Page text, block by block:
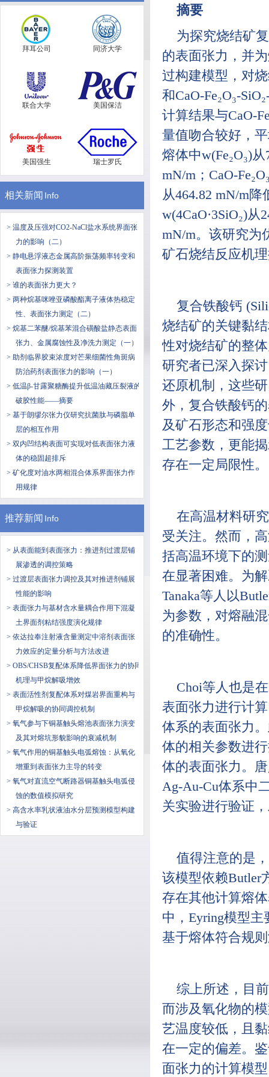
拜耳公司 同济大学
联合大学 美国保洁
美国强生 瑞士罗氏
相关新闻 Info
> 温度及压强对CO2-NaCl盐水系统界面张
力的影响（二）
> 静电悬浮液态金属高阶振荡频率转变和
表面张力探测装置
> 谁的表面张力更大？
> 两种烷基咪唑亚磷酸酯离子液体热稳定
性、表面张力测定（二）
> 烷基二苯醚/烷基苯混合磺酸盐静态表面
张力、金属腐蚀性及净洗力测定（一）
> 助剂临界胶束浓度对芒果细菌性角斑病
防治药剂表面张力的影响（一）
> 低温β-甘露聚糖酶提升低温油藏压裂液的
破胶性能——摘要
> 基于朗缪尔张力仪研究抗菌肽与磷脂单
层的相互作用
> 双内凹结构表面可实现对低表面张力液
体的稳固超排斥
> 矿化度对油水两相混合体系界面张力作
用规律
推荐新闻 Info
> 从表面能到表面张力：推进剂过渡层铺
展渗透的调控策略
> 过渡层表面张力调控及其对推进剂铺展
性能的影响
> 表面张力与基材含水量耦合作用下混凝
土界面剂粘结强度演化规律
> 依达拉奉注射液含量测定中溶剂表面张
力效应的定量分析与方法改进
> OBS/CHSB复配体系降低界面张力的协同
机理与甲烷解吸增效
> 表面活性剂复配体系对煤岩界面重构与
甲烷解吸的协同调控机制
> 氧气参与下铜基触头熔池表面张力演变
及其对熔坑形貌影响的衰减机制
> 氧气作用的铜基触头电弧熔蚀：从氧化
增重到表面张力主导的转变
> 氧气对直流空气断路器铜基触头电弧侵
蚀的数值模拟研究
> 高含水率乳状液油水分层预测模型构建
与验证
摘要
为探究烧结矿
的表面张力，并
过构建模型，对烧
和CaO-Fe₂O₃-
计算结果与CaO-
量值吻合较好，平
熔体中w(Fe₂O₃)
mN/m；CaO-
从464.82 mN/m降
w(4CaO·3SiO₂)
mN/m。该研究为
矿石烧结反应机
复合铁酸钙
烧结矿的关键黏
性对烧结矿的整
研究者已深入探
还原机制，这些
外，复合铁酸钙
及矿石形态和强
工艺参数，更能
存在一定局限性。
在高温材料研
受关注。然而，
括高温环境下的
在显著困难。为
Tanaka等人以
为参数，对熔融
的准确性。
Choi等人也是
表面张力进行计算
体系的表面张力
体的相关参数进
体的表面张力。
Ag-Au-Cu体系中
关实验进行验证
值得注意的是
该模型依赖Butler
存在其他计算熔
中，Eyring模型主
基于熔体符合规
综上所述，目
而涉及氧化物的
艺温度较低，且
在一定的偏差。
面张力的计算模